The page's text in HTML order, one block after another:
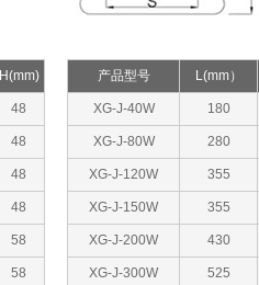
H(mm)
48
48
48
48
58
58
产品型号 L(mm）
XG-J-40W 180
XG-J-80W 280
XG-J-120W 355
XG-J-150W 355
XG-J-200W 430
XG-J-300W 525